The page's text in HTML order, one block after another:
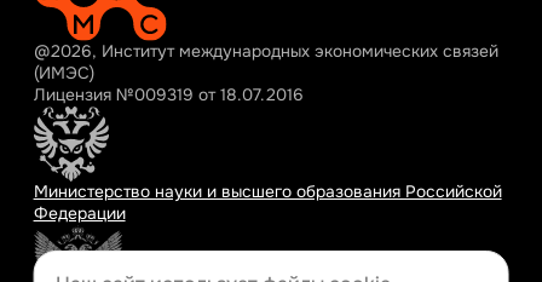
@2026, Институт международных экономических связей
(ИМЭС)
Лицензия №009319 от 18.07.2016
Министерство науки и высшего образования Российской
Федерации